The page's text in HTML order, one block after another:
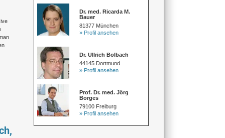
Dr. med. Ricarda M.
Bauer
81377 München
» Profil ansehen
Dr. Ullrich Bolbach
44145 Dortmund
» Profil ansehen
Prof. Dr. med. Jörg
Borges
79100 Freiburg
» Profil ansehen